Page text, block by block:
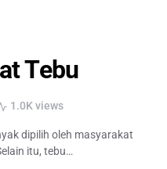
Tebu
1.0K views
dipilih oleh masyarakat
itu, tebu…